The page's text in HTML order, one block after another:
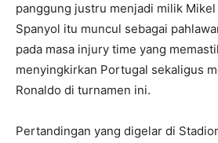
panggung justru menjadi milik
Spanyol itu muncul sebagai
pada masa injury time yang
menyingkirkan Portugal sekaligus
Ronaldo di turnamen ini.
Pertandingan yang digelar di